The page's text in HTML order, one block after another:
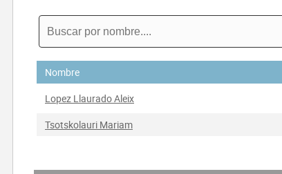
Nombre
Lopez Llaurado Aleix
Tsotskolauri Mariam